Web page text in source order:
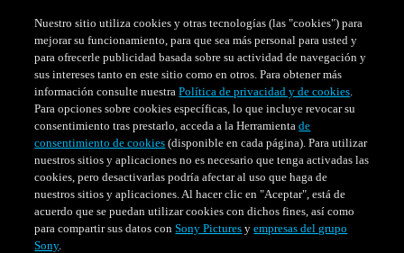
SERIESHORARIO
Venezuela
Nuestro sitio utiliza cookies y otras tecnologías (las "cookies") para
mejorar su funcionamiento, para que sea más personal para usted y
para ofrecerle publicidad basada sobre su actividad de navegación y
sus intereses tanto en este sitio como en otros. Para obtener más
información consulte nuestraPolítica de privacidad y de cookies.
Para opciones sobre cookies específicas, lo que incluye revocar su
consentimiento tras prestarlo, acceda a la Herramientade
consentimiento de cookies (disponible en cada página). Para utilizar
nuestros sitios y aplicaciones no es necesario que tenga activadas las
cookies, pero desactivarlas podría afectar al uso que haga de
nuestros sitios y aplicaciones. Al hacer clic en "Aceptar", está de
acuerdo que se puedan utilizar cookies con dichos fines, así como
para compartir sus datos conSony Pictures yempresas del grupo
Sony.